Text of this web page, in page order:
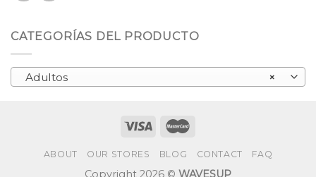
CATEGORÍAS DEL PRODUCTO
×
Adultos
ABOUT OUR STORES BLOG CONTACT FAQ
Copyright 2026 © WAVESUP